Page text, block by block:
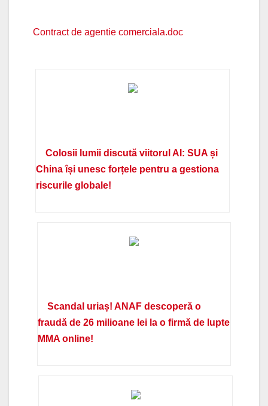
Contract de agentie comerciala.doc
Colosii lumii discută viitorul AI: SUA și
China își unesc forțele pentru a gestiona
riscurile globale!
Scandal uriaș! ANAF descoperă o
fraudă de 26 milioane lei la o firmă de lupte
MMA online!